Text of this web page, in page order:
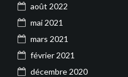
août 2022
mai 2021
mars 2021
février 2021
décembre 2020